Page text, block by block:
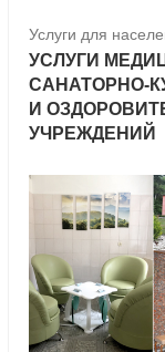
Услуги для
УСЛУГИ
САНАТОРНО-
И
УЧРЕЖДЕНИЙ